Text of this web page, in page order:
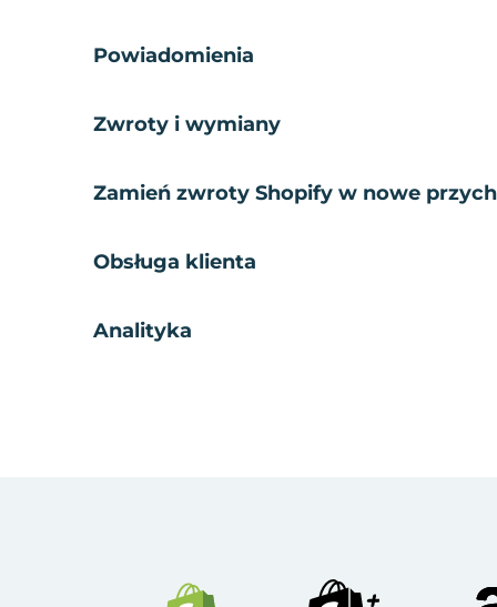
Powiadomienia
Zwroty i wymiany
Zamień zwroty Shopify w nowe
Obsługa klienta
Analityka